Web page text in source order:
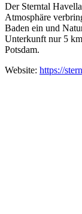
Der Sterntal
Atmosphäre
Baden ein und
Unterkunft nur 5
Potsdam.
Website: https://